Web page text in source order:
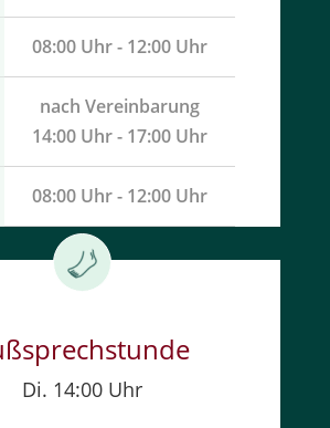
08:00 Uhr - 12:00 Uhr
nach Vereinbarung
14:00 Uhr - 17:00 Uhr
08:00 Uhr - 12:00 Uhr
Di. 14:00 Uhr